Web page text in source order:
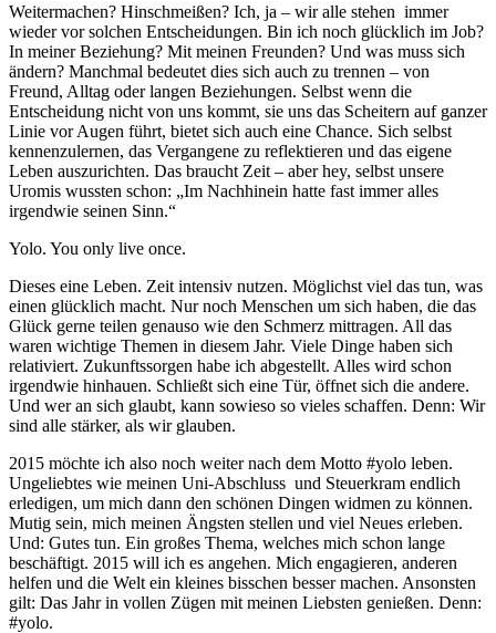
Weitermachen? Hinschmeißen? Ich, ja – wir alle stehen immer
wieder vor solchen Entscheidungen. Bin ich noch glücklich im Job?
In meiner Beziehung? Mit meinen Freunden? Und was muss sich
ändern? Manchmal bedeutet dies sich auch zu trennen – von
Freund, Alltag oder langen Beziehungen. Selbst wenn die
Entscheidung nicht von uns kommt, sie uns das Scheitern auf ganzer
Linie vor Augen führt, bietet sich auch eine Chance. Sich selbst
kennenzulernen, das Vergangene zu reflektieren und das eigene
Leben auszurichten. Das braucht Zeit – aber hey, selbst unsere
Uromis wussten schon: „Im Nachhinein hatte fast immer alles
irgendwie seinen Sinn.“
Yolo. You only live once.
Dieses eine Leben. Zeit intensiv nutzen. Möglichst viel das tun, was
einen glücklich macht. Nur noch Menschen um sich haben, die das
Glück gerne teilen genauso wie den Schmerz mittragen. All das
waren wichtige Themen in diesem Jahr. Viele Dinge haben sich
relativiert. Zukunftssorgen habe ich abgestellt. Alles wird schon
irgendwie hinhauen. Schließt sich eine Tür, öffnet sich die andere.
Und wer an sich glaubt, kann sowieso so vieles schaffen. Denn: Wir
sind alle stärker, als wir glauben.
2015 möchte ich also noch weiter nach dem Motto #yolo leben.
Ungeliebtes wie meinen Uni-Abschluss und Steuerkram endlich
erledigen, um mich dann den schönen Dingen widmen zu können.
Mutig sein, mich meinen Ängsten stellen und viel Neues erleben.
Und: Gutes tun. Ein großes Thema, welches mich schon lange
beschäftigt. 2015 will ich es angehen. Mich engagieren, anderen
helfen und die Welt ein kleines bisschen besser machen. Ansonsten
gilt: Das Jahr in vollen Zügen mit meinen Liebsten genießen. Denn:
#yolo.